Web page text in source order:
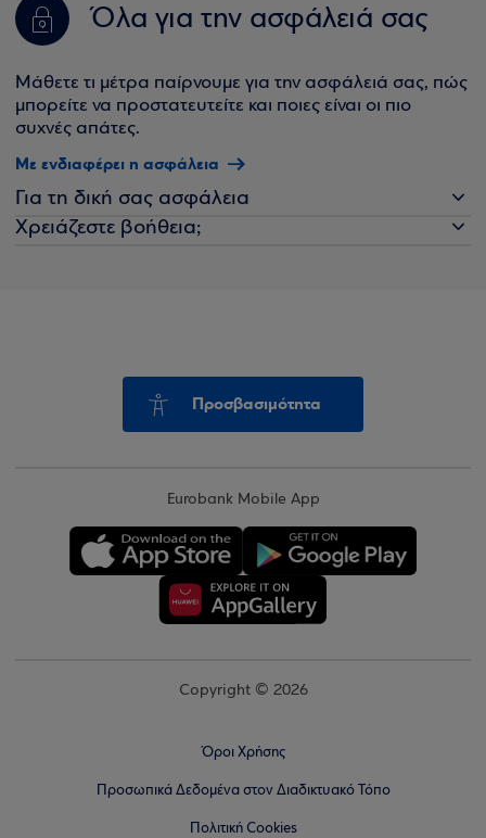
Όλα για την ασφάλειά σας
Μάθετε τι μέτρα παίρνουμε για την ασφάλειά σας, πώς
μπορείτε να προστατευτείτε και ποιες είναι οι πιο
συχνές απάτες.
Με ενδιαφέρει η ασφάλεια
Για τη δική σας ασφάλεια
Χρειάζεστε βοήθεια;
Προσβασιμότητα
Eurobank Mobile App
Copyright © 2026
Όροι Χρήσης
Προσωπικά Δεδομένα στον Διαδικτυακό Τόπο
Πολιτική Cookies